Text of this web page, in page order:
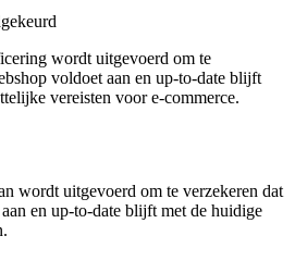
wordt uitgevoerd om te
voldoet aan en up-to-date blijft
vereisten voor e-commerce.
wordt uitgevoerd om te verzekeren dat
en up-to-date blijft met de huidige